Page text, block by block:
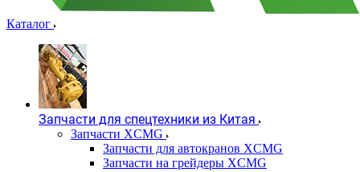
Каталог
Запчасти для спецтехники из Китая
Запчасти XCMG
Запчасти для автокранов XCMG
Запчасти на грейдеры XCMG